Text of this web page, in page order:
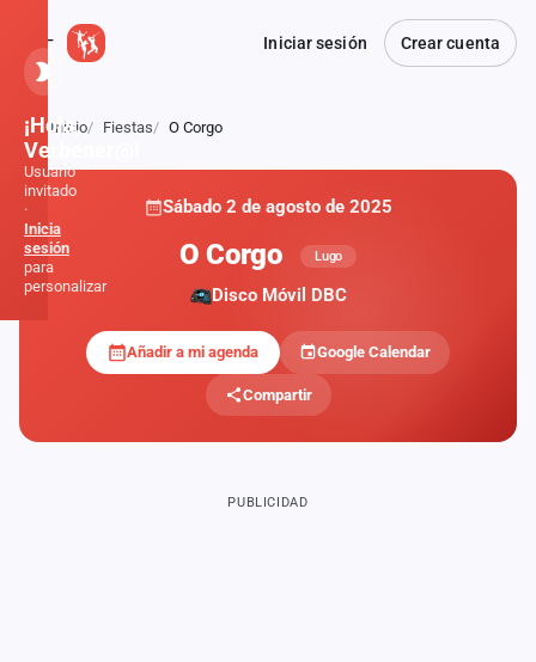
Iniciar sesión Crear cuenta
Atrás
Inicio Fiestas O Corgo
Sábado 2 de agosto de 2025
O Corgo Lugo
Disco Móvil DBC
Añadir a mi agenda Google Calendar
Compartir
PUBLICIDAD
¡Hola,
Verbener@!
Usuario
invitado
·
Inicia
sesión
para
personalizar